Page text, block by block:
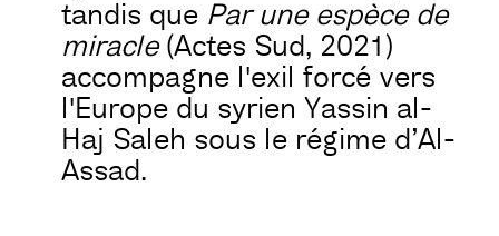
tandis que Par une espèce de
miracle(Actes Sud, 2021)
accompagne l'exil forcé vers
l'Europe du syrien Yassin al-
Haj Saleh sous le régime d’Al-
Assad.